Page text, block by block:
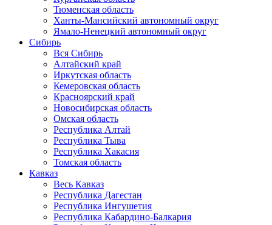
Тюменская область
Ханты-Мансийский автономный округ
Ямало-Ненецкий автономный округ
Сибирь
Вся Сибирь
Алтайский край
Иркутская область
Кемеровская область
Красноярский край
Новосибирская область
Омская область
Республика Алтай
Республика Тыва
Республика Хакасия
Томская область
Кавказ
Весь Кавказ
Республика Дагестан
Республика Ингушетия
Республика Кабардино-Балкария